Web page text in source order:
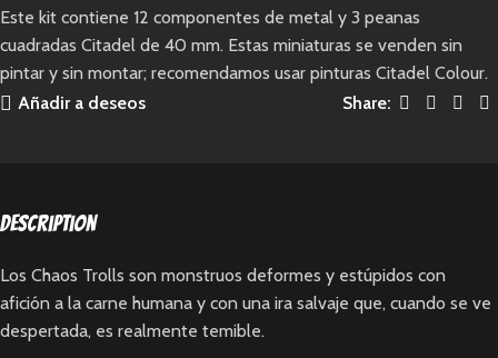
Este kit contiene 12 componentes de metal y 3 peanas
cuadradas Citadel de 40 mm. Estas miniaturas se venden sin
pintar y sin montar; recomendamos usar pinturas Citadel Colour.
Añadir a deseos
Share:
Description
Los Chaos Trolls son monstruos deformes y estúpidos con
afición a la carne humana y con una ira salvaje que, cuando se ve
despertada, es realmente temible.